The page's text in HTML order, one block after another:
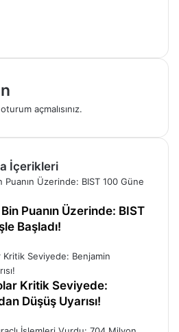
oturum açmalısınız.
İçerikleri
Puanın Üzerinde: BIST
Başladı!
Kritik Seviyede:
Düşüş Uyarısı!